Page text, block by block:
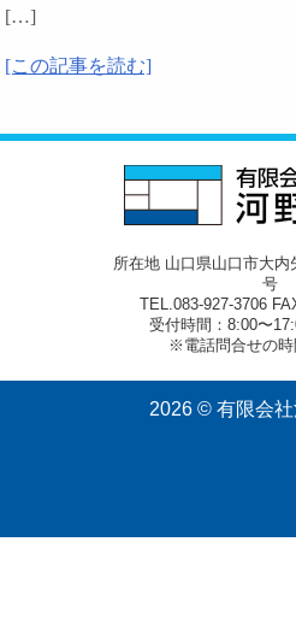
[…]
[この記事を読む]
所在地 山口県山口市大内
号
TEL.083-927-3706
受付時間：8:00〜
※電話問合せの時
2026 © 有限会